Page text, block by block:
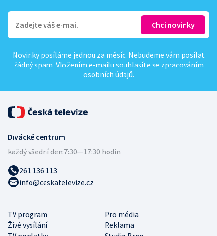
Novinky posíláme jednou za měsíc. Nebudeme vám posílat
žádný spam. Vložením e-mailu souhlasíte se zpracováním
osobních údajů.